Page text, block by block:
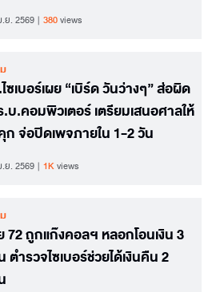
.ย. 2569 380views
ซเบอร์เผย “เบิร์ด วันว่างๆ” ส่อผิด
บ.คอมพิวเตอร์ เตรียมเสนอศาลให้
ก จ่อปิดเพจภายใน 1-2 วัน
.ย. 2569 1Kviews
72 ถูกแก๊งคอลฯ หลอกโอนเงิน 3
ตำรวจไซเบอร์ช่วยได้เงินคืน 2